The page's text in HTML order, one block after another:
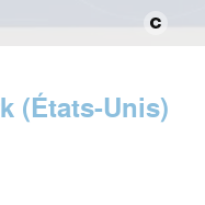
(États-Unis)